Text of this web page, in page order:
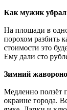
Как мужик
На площади в
порохом разбить
стоимости это
Ему дали сто
Зимний
Медленно ползёт
окраине города.